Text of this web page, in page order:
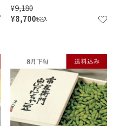
¥9,180
¥8,700税込